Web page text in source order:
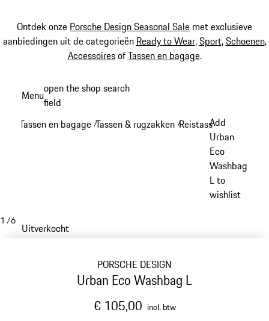
Ontdek onze Porsche Design Seasonal Sale met exclusieve
aanbiedingen uit de categorieën Ready to Wear,Sport,Schoenen,
AccessoiresofTassen en bagage.
hoofdinhoud
Menuopen the shop search
field
Tassen en bagage /Tassen & rugzakken /Reistassen/
Add
Urban
Eco
Washbag
L to
wishlist
1 /6
Uitverkocht
PORSCHE DESIGN
Urban Eco Washbag L
€ 105,00 incl. btw